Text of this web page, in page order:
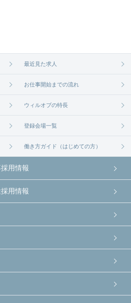
から
最近見た求人
お仕事開始までの流れ
ウィルオブの特長
登録会場一覧
働き方ガイド（はじめての方）
用情報
用情報